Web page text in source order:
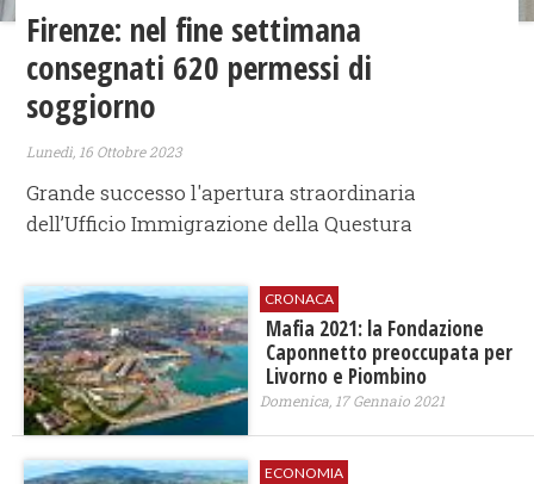
Firenze: nel fine settimana
consegnati 620 permessi di
soggiorno
Lunedì, 16 Ottobre 2023
Grande successo l'apertura straordinaria
dell’Ufficio Immigrazione della Questura
CRONACA
Mafia 2021: la Fondazione
Caponnetto preoccupata per
Livorno e Piombino
Domenica, 17 Gennaio 2021
ECONOMIA